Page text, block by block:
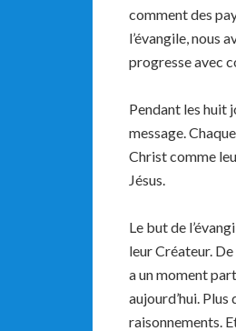
comment des
l’évangile, nous
progresse avec
Pendant les huit
message.
Christ comme
Jésus.
Le but de
leur Créateur.
a un moment
aujourd’hui.
raisonnements.